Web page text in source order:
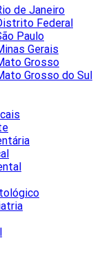
de Janeiro
Federal
Paulo
Gerais
Grosso
Grosso do Sul